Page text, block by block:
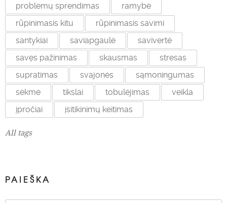
problemų sprendimas
ramybė
rūpinimasis kitu
rūpinimasis savimi
santykiai
saviapgaulė
savivertė
savęs pažinimas
skausmas
stresas
supratimas
svajonės
sąmoningumas
sėkmė
tikslai tobulėjimas
veikla
įpročiai
įsitikinimų keitimas
All tags
PAIEŠKA